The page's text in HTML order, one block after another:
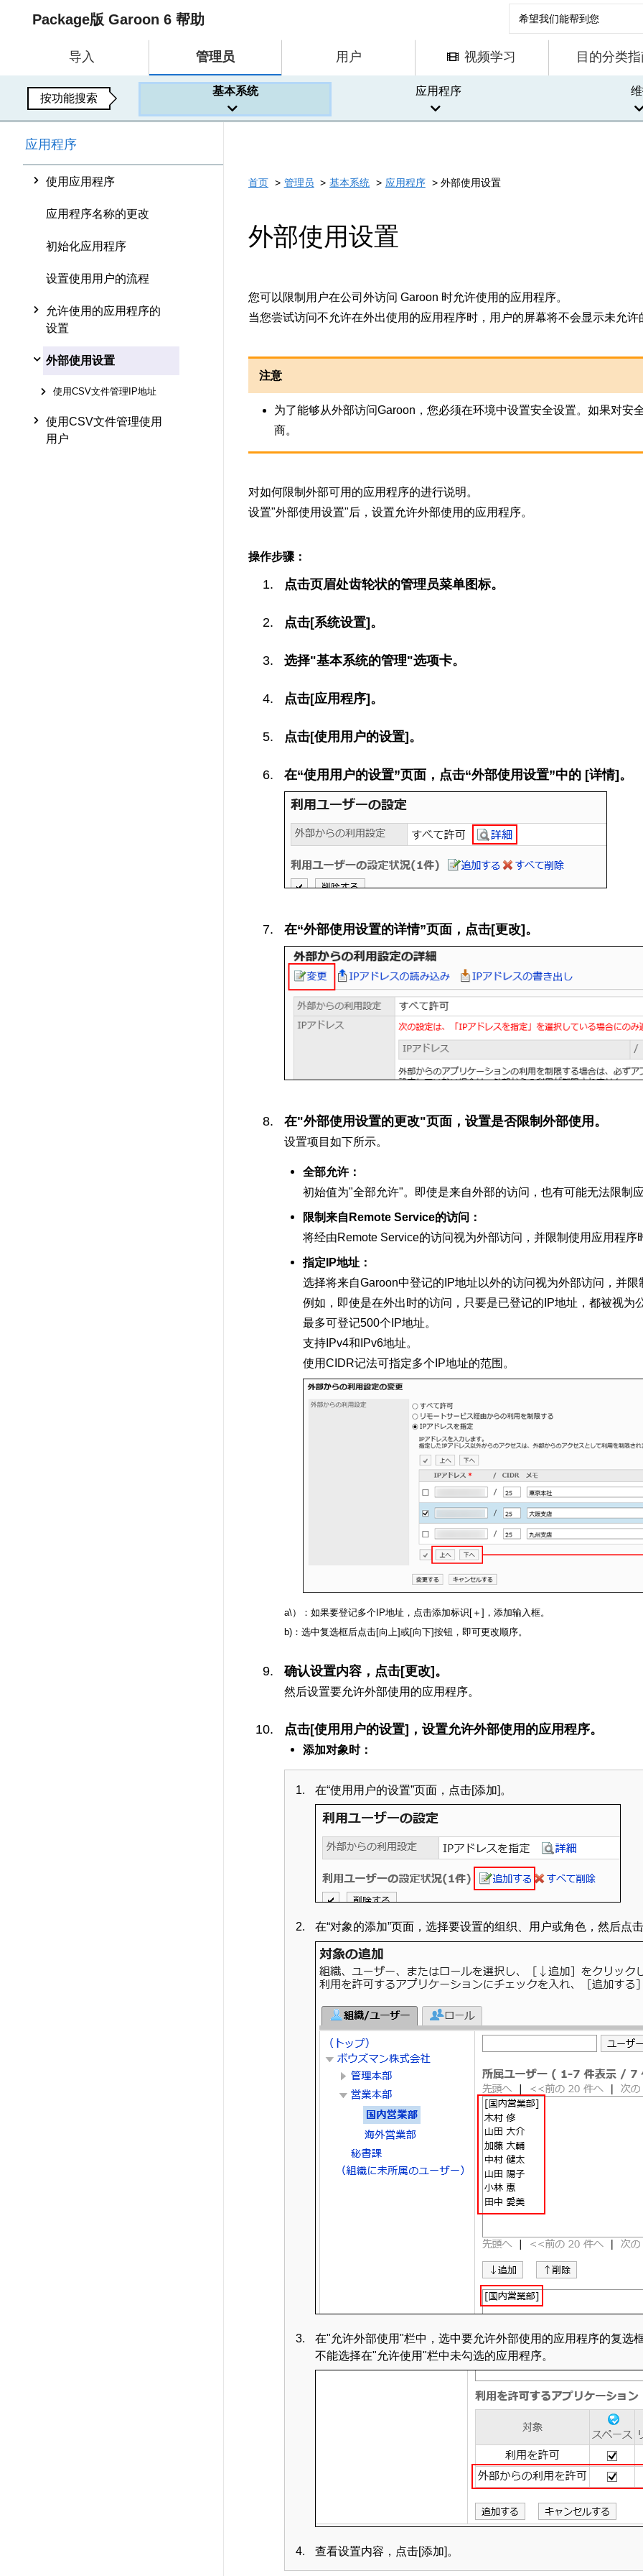
Package版 Garoon 6 帮助
导入 管理员 用户 视频学习 目的分类
按功能搜索
基本系统 应用程序
应用程序
使用应用程序
应用程序名称的更改
初始化应用程序
设置使用用户的流程
允许使用的应用程序的
设置
外部使用设置
使用CSV文件管理IP地址
使用CSV文件管理使用
用户
首页 管理员 基本系统 应用程序 外部使用设置
外部使用设置
您可以限制用户在公司外访问 Garoon 时允许使用的应用程序。
当您尝试访问不允许在外出使用的应用程序时，用户的屏幕将不会显示未允
注意
为了能够从外部访问Garoon，您必须在环境中设置安全设置。如果对安
商。
对如何限制外部可用的应用程序的进行说明。
设置"外部使用设置"后，设置允许外部使用的应用程序。
操作步骤：
点击页眉处齿轮状的管理员菜单图标。
点击[系统设置]。
选择"基本系统的管理"选项卡。
点击[应用程序]。
点击[使用用户的设置]。
在“使用用户的设置”页面，点击“外部使用设置”中的 [详情]。
在“外部使用设置的详情”页面，点击[更改]。
在"外部使用设置的更改"页面，设置是否限制外部使用。
设置项目如下所示。
全部允许：
初始值为"全部允许"。即使是来自外部的访问，也有可能无法限制
限制来自Remote Service的访问：
将经由Remote Service的访问视为外部访问，并限制使用应用程序
指定IP地址：
选择将来自Garoon中登记的IP地址以外的访问视为外部访问，并
例如，即使是在外出时的访问，只要是已登记的IP地址，都被视为
最多可登记500个IP地址。
支持IPv4和IPv6地址。
使用CIDR记法可指定多个IP地址的范围。
a\）：如果要登记多个IP地址，点击添加标识[＋]，添加输入框。
b)：选中复选框后点击[向上]或[向下]按钮，即可更改顺序。
确认设置内容，点击[更改]。
然后设置要允许外部使用的应用程序。
点击[使用用户的设置]，设置允许外部使用的应用程序。
添加对象时：
在“使用用户的设置”页面，点击[添加]。
在“对象的添加”页面，选择要设置的组织、用户或角色，然后点
在"允许外部使用"栏中，选中要允许外部使用的应用程序的复选
不能选择在"允许使用"栏中未勾选的应用程序。
查看设置内容，点击[添加]。